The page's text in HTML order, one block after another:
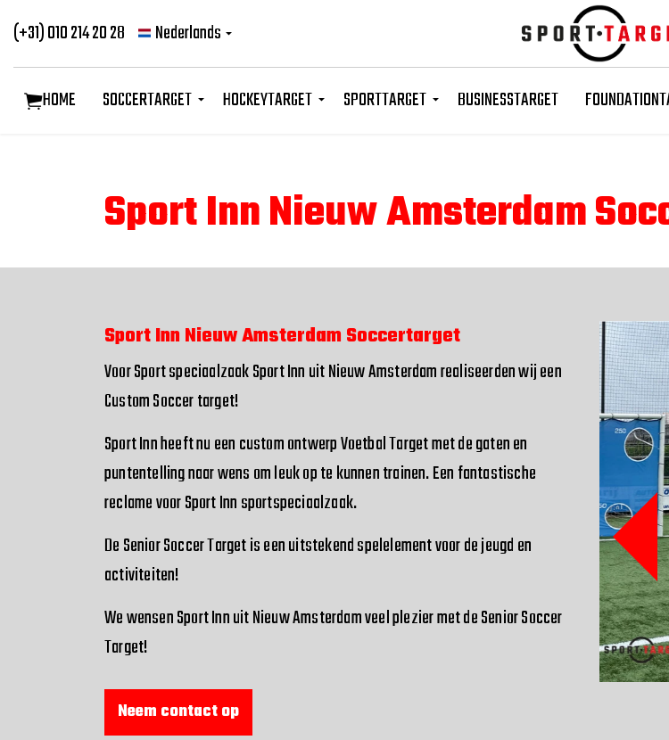
Skip to main content
HOME SOCCERTARGET HOCKEYTARGET SPORTTARGET BUSINESSTARGET
(+31) 010 214 20 28 Nederlands
Sport Inn Nieuw Amsterdam
Sport Inn Nieuw Amsterdam Soccertarget
Voor Sport speciaalzaak Sport Inn uit Nieuw Amsterdam realiseerden wij een
Custom Soccer target!
Sport Inn heeft nu een custom ontwerp Voetbal Target met de gaten en
puntentelling naar wens om leuk op te kunnen trainen. Een fantastische
reclame voor Sport Inn sportspeciaalzaak.
De Senior Soccer Target is een uitstekend spelelement voor de jeugd en
activiteiten!
We wensen Sport Inn uit Nieuw Amsterdam veel plezier met de Senior Soccer
Target!
Neem contact op